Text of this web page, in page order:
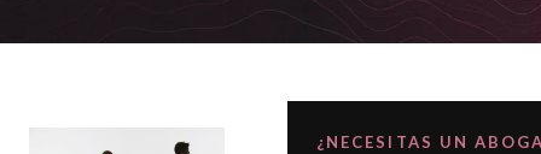
¿NECESITAS UN